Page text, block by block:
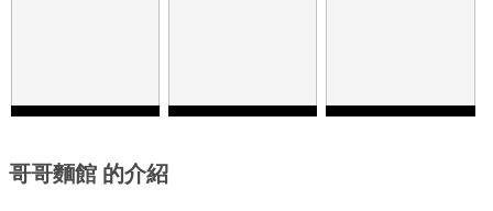
哥哥麵館 的介紹